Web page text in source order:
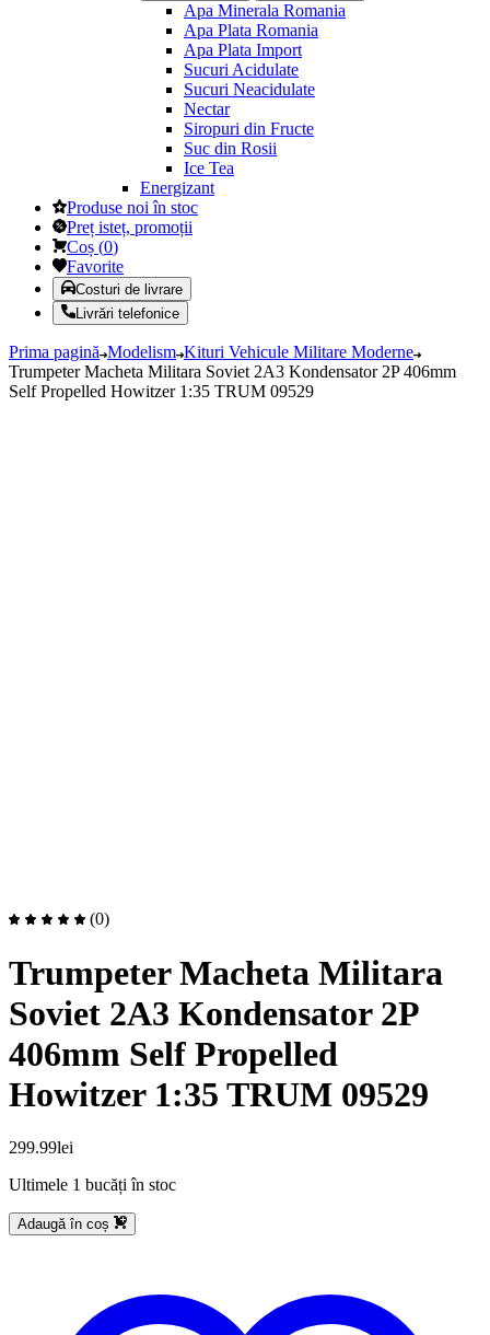
Apa Minerala Romania
Apa Plata Romania
Apa Plata Import
Sucuri Acidulate
Sucuri Neacidulate
Nectar
Siropuri din Fructe
Suc din Rosii
Ice Tea
Energizant
Produse noi în stoc
Preț isteț, promoții
Coș (0)
Favorite
Costuri de livrare
Livrări telefonice
Prima pagină Modelism Kituri Vehicule Militare Moderne
Trumpeter Macheta Militara Soviet 2A3 Kondensator 2P 406mm
Self Propelled Howitzer 1:35 TRUM 09529
(0)
Trumpeter Macheta Militara
Soviet 2A3 Kondensator 2P
406mm Self Propelled
Howitzer 1:35 TRUM 09529
299.99lei
Ultimele 1 bucăți în stoc
Adaugă în coș